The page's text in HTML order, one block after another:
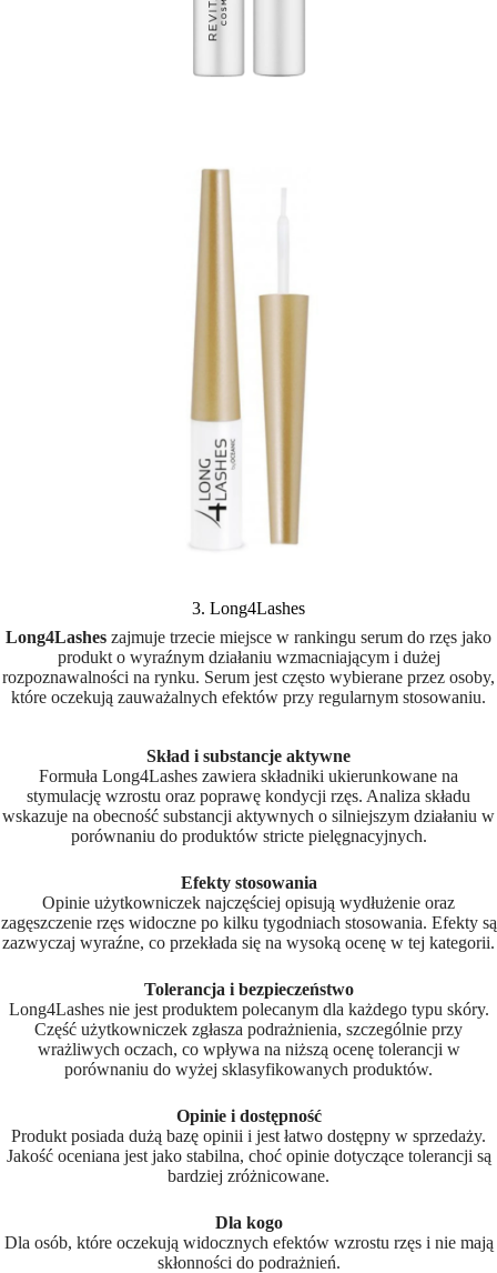
3. Long4Lashes
Long4Lashes zajmuje trzecie miejsce w rankingu serum do rzęs jako
produkt o wyraźnym działaniu wzmacniającym i dużej
rozpoznawalności na rynku. Serum jest często wybierane przez osoby,
które oczekują zauważalnych efektów przy regularnym stosowaniu.
Skład i substancje aktywne
Formuła Long4Lashes zawiera składniki ukierunkowane na
stymulację wzrostu oraz poprawę kondycji rzęs. Analiza składu
wskazuje na obecność substancji aktywnych o silniejszym działaniu w
porównaniu do produktów stricte pielęgnacyjnych.
Efekty stosowania
Opinie użytkowniczek najczęściej opisują wydłużenie oraz
zagęszczenie rzęs widoczne po kilku tygodniach stosowania. Efekty są
zazwyczaj wyraźne, co przekłada się na wysoką ocenę w tej kategorii.
Tolerancja i bezpieczeństwo
Long4Lashes nie jest produktem polecanym dla każdego typu skóry.
Część użytkowniczek zgłasza podrażnienia, szczególnie przy
wrażliwych oczach, co wpływa na niższą ocenę tolerancji w
porównaniu do wyżej sklasyfikowanych produktów.
Opinie i dostępność
Produkt posiada dużą bazę opinii i jest łatwo dostępny w sprzedaży.
Jakość oceniana jest jako stabilna, choć opinie dotyczące tolerancji są
bardziej zróżnicowane.
Dla kogo
Dla osób, które oczekują widocznych efektów wzrostu rzęs i nie mają
skłonności do podrażnień.